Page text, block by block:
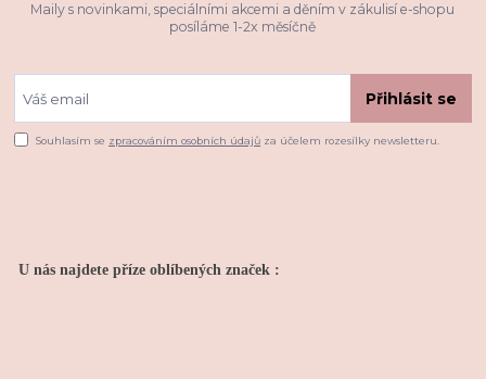
Maily s novinkami, speciálními akcemi a děním v zákulisí e-shopu
posíláme 1-2x měsíčně
Přihlásit se
Souhlasím se zpracováním osobních údajů za účelem rozesílky newsletteru.
U nás najdete příze oblíbených značek :